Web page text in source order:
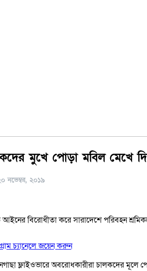
মুখে পোড়া মবিল মেখে
নভেম্বর, ২০১৯
বিরোধীতা করে সারাদেশে পরিবহন
চ্যানেলে জয়েন করুন
ফ্লাইওভারে অবরোধকারীরা চালকদের মূলে